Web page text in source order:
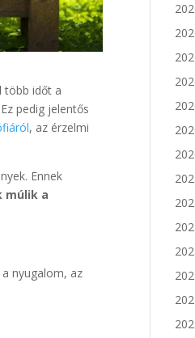
több időt a
pedig jelentős
, az érzelmi
Ennek
múlik a
nyugalom, az